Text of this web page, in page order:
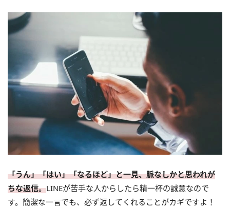
「うん」「はい」「なるほど」と一見、脈なしかと思われが
ちな返信。LINEが苦手な人からしたら精一杯の誠意なので
す。簡潔な一言でも、必ず返してくれることがカギですよ！